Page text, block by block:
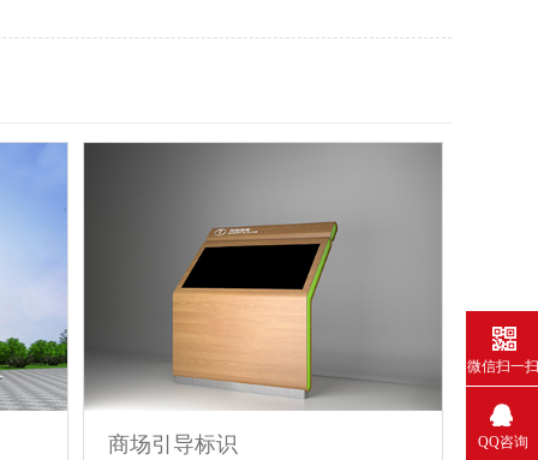
商场引导标识
微信扫一扫
QQ咨询